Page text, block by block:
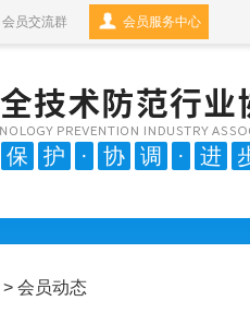
会员交流群 会员服务中心
保 护 · 协 调 · 进
> 会员动态